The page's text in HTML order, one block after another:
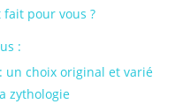
pour vous ?
:
un choix original et varié
zythologie